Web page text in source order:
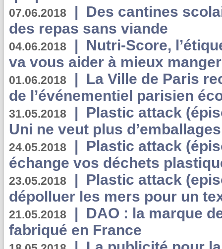
07.06.2018 | Des cantines
des repas sans viande
04.06.2018 | Nutri-Score,
va vous aider à mieux
01.06.2018 | La Ville de Paris
de l’événementiel parisien
31.05.2018 | Plastic attack
Uni ne veut plus
24.05.2018 | Plastic attack
échange vos déchets
23.05.2018 | Plastic attack
dépolluer les mers pour un
21.05.2018 | DAO : la marque
fabriqué en France